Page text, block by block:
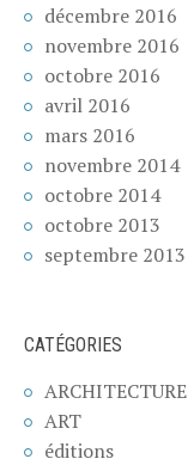
décembre 2016
novembre 2016
octobre 2016
avril 2016
mars 2016
novembre 2014
octobre 2014
octobre 2013
septembre 2013
CATÉGORIES
ARCHITECTURE
ART
éditions